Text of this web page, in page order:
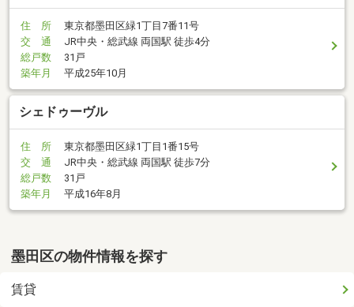
住 所
東京都墨田区緑1丁目7番11号
交 通
JR中央・総武線 両国駅 徒歩4分
総戸数
31戸
築年月
平成25年10月
シェドゥーヴル
住 所
東京都墨田区緑1丁目1番15号
交 通
JR中央・総武線 両国駅 徒歩7分
総戸数
31戸
築年月
平成16年8月
墨田区の物件情報を探す
賃貸